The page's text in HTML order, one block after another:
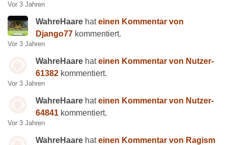
Vor 3 Jahren
WahreHaare hateinen Kommentar von
Django77 kommentiert.
Vor 3 Jahren
WahreHaare hateinen Kommentar von Nutzer-
61382 kommentiert.
Vor 3 Jahren
WahreHaare hateinen Kommentar von Nutzer-
64841 kommentiert.
Vor 3 Jahren
WahreHaare hateinen Kommentar von Ragism